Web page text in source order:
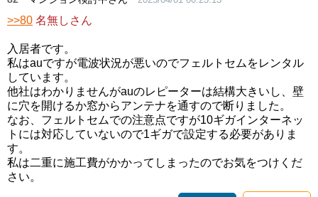
>>80 名無しさん
入居者です。
私はauですが電波状況が悪いのでフェルトセムをレンタル
しています。
他社はわかりませんがauのレピーターは結構大きいし、壁
に穴を開けるか窓からアンテナを通すので断りました。
なお、フェルトセムでの注意点ですが10ギガインターネッ
トには対応していないので1ギガで設定する必要がありま
す。
私は二重に施工費がかかってしまったのでお気をつけくだ
さい。